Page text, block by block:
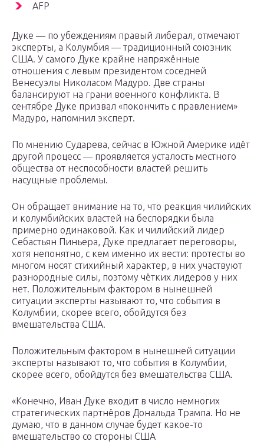
AFP
Дуке — по убеждениям правый либерал, отмечают
эксперты, а Колумбия — традиционный союзник
США. У самого Дуке крайне напряжённые
отношения с левым президентом соседней
Венесуэлы Николасом Мадуро. Две страны
балансируют на грани военного конфликта. В
сентябре Дуке призвал «покончить с правлением»
Мадуро, напомнил эксперт.
По мнению Сударева, сейчас в Южной Америке идёт
другой процесс — проявляется усталость местного
общества от неспособности властей решить
насущные проблемы.
Он обращает внимание на то, что реакция чилийских
и колумбийских властей на беспорядки была
примерно одинаковой. Как и чилийский лидер
Себастьян Пиньера, Дуке предлагает переговоры,
хотя непонятно, с кем именно их вести: протесты во
многом носят стихийный характер, в них участвуют
разнородные силы, поэтому чётких лидеров у них
нет. Положительным фактором в нынешней
ситуации эксперты называют то, что события в
Колумбии, скорее всего, обойдутся без
вмешательства США.
Положительным фактором в нынешней ситуации
эксперты называют то, что события в Колумбии,
скорее всего, обойдутся без вмешательства США.
«Конечно, Иван Дуке входит в число немногих
стратегических партнёров Дональда Трампа. Но не
думаю, что в данном случае будет какое-то
вмешательство со стороны США